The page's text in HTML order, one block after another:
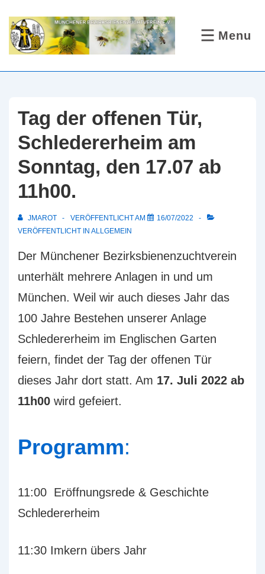
Zum
Inhalt
Menu
MENÜ
Tag der offenen Tür,
Schledererheim am
Sonntag, den 17.07 ab
11h00.
JMAROT VERÖFFENTLICHT AM
16/07/2022
VERÖFFENTLICHT IN ALLGEMEIN
Der Münchener Bezirksbienenzuchtverein
unterhält mehrere Anlagen in und um
München. Weil wir auch dieses Jahr das
100 Jahre Bestehen unserer Anlage
Schledererheim im Englischen Garten
feiern, findet der Tag der offenen Tür
dieses Jahr dort statt. Am 17. Juli 2022 ab
11h00 wird gefeiert.
Programm:
11:00 Eröffnungsrede & Geschichte
Schledererheim
11:30 Imkern übers Jahr